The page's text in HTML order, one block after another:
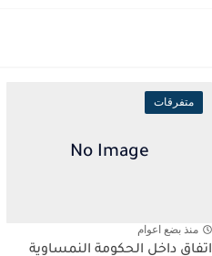
متفرقات
منذ بضع اعوام
اتفاق داخل الحكومة النمساوية